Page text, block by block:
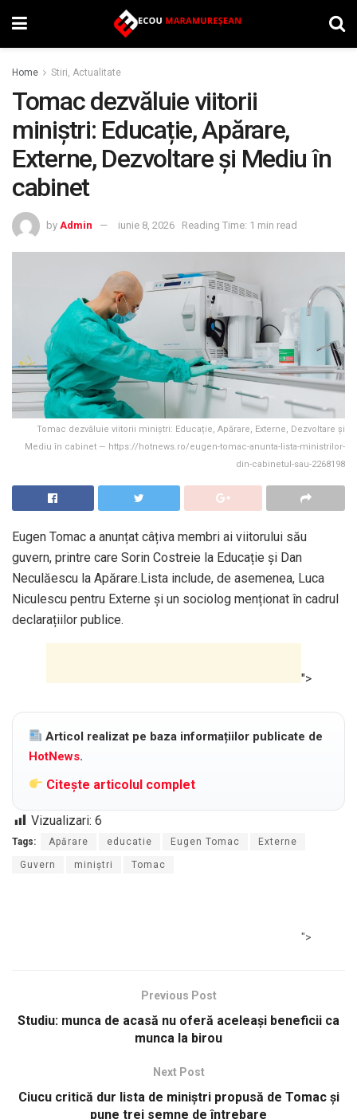
Home Stiri, Actualitate
Tomac dezvăluie viitorii
miniștri: Educație, Apărare,
Externe, Dezvoltare și Mediu în
cabinet
by Admin iunie 8, 2026 Reading Time: 1 min read
Tomac dezvăluie viitorii miniștri: Educație, Apărare, Externe, Dezvoltare și
Mediu în cabinet — https://hotnews.ro/eugen-tomac-anunta-lista-ministrilor-
din-cabinetul-sau-2268198
Eugen Tomac a anunțat câțiva membri ai viitorului său
guvern, printre care Sorin Costreie la Educație și Dan
Neculăescu la Apărare.Lista include, de asemenea, Luca
Niculescu pentru Externe și un sociolog menționat în cadrul
declarațiilor publice.
">
Articol realizat pe baza informațiilor publicate de
HotNews.
Citește articolul complet
Vizualizari: 6
Tags: Apărare educatie Eugen Tomac Externe
Guvern miniştri Tomac
">
Previous Post
Studiu: munca de acasă nu oferă aceleași beneficii ca
munca la birou
Next Post
Ciucu critică dur lista de miniștri propusă de Tomac și
pune trei semne de întrebare